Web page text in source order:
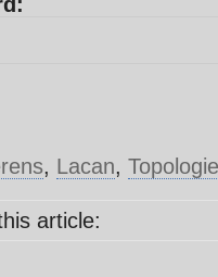
, Lacan, Topologie
article: